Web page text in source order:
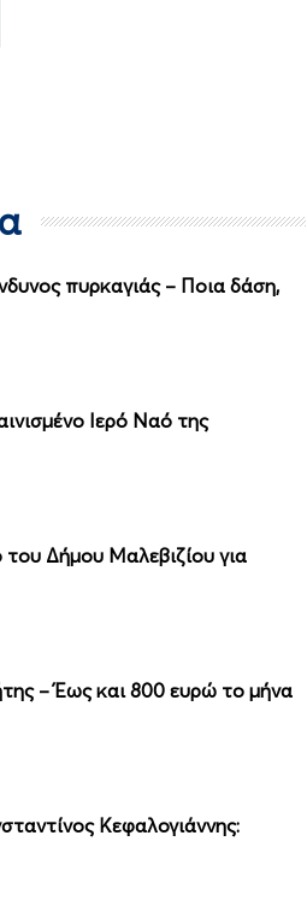
πυρκαγιάς – Ποια δάση,
Ιερό Ναό της
Δήμου Μαλεβιζίου για
– Έως και 800 ευρώ το μήνα
Κεφαλογιάννης: